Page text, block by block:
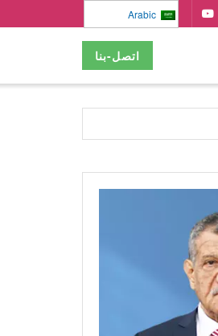
اتصل-بنا